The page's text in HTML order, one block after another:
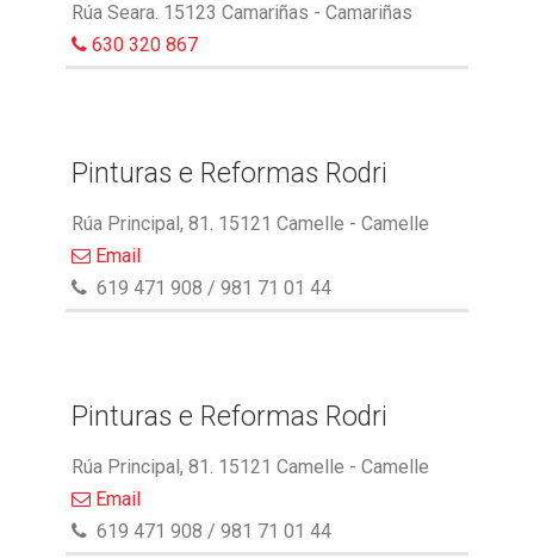
Rúa Seara. 15123 Camariñas - Camariñas
630 320 867
Pinturas e Reformas Rodri
Rúa Principal, 81. 15121 Camelle - Camelle
Email
619 471 908 / 981 71 01 44
Pinturas e Reformas Rodri
Rúa Principal, 81. 15121 Camelle - Camelle
Email
619 471 908 / 981 71 01 44